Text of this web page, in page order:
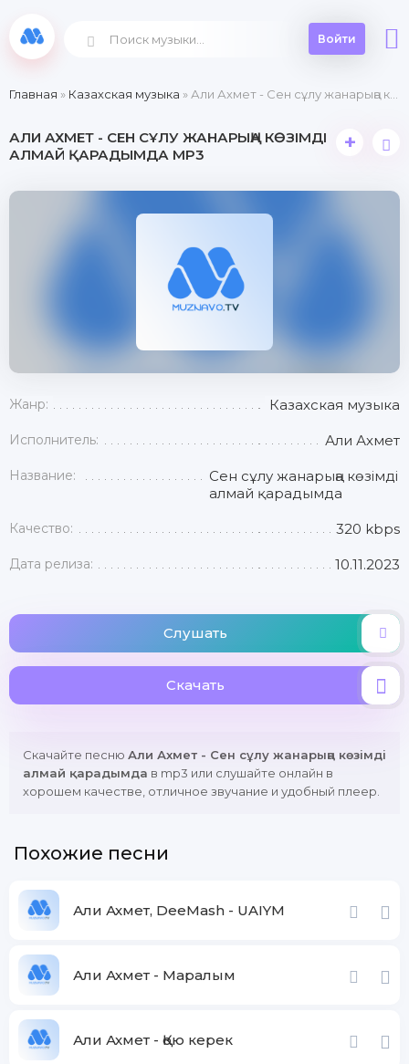
Войти
Главная » Казахская музыка » Али Ахмет - Сен сұлу жанарыңа көзімді алмай қарадымда
АЛИ АХМЕТ - СЕН СҰЛУ ЖАНАРЫҢА КӨЗІМДІ
АЛМАЙ ҚАРАДЫМДА MP3
+
Жанр: Казахская музыка
Исполнитель: Али Ахмет
Название:
Сен сұлу жанарыңа көзімді
алмай қарадымда
Качество: 320 kbps
Дата релиза: 10.11.2023
Слушать
Скачать
Скачайте песню Али Ахмет - Сен сұлу жанарыңа көзімді
алмай қарадымда в mp3 или слушайте онлайн в
хорошем качестве, отличное звучание и удобный плеер.
Похожие песни
Али Ахмет, DeeMash - UAIYM
Али Ахмет - Маралым
Али Ахмет - Қою керек